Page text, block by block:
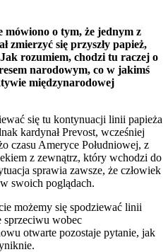
mówiono o tym, że jednym z
zmierzyć się przyszły papież,
rozumiem, chodzi tu raczej o
narodowym, co w jakimś
międzynarodowej
się tu kontynuacji linii papieża
kardynał Prevost, wcześniej
czasu Ameryce Południowej, z
z zewnątrz, który wchodzi do
sprawia zawsze, że człowiek
swoich poglądach.
możemy się spodziewać linii
sprzeciwu wobec
otwarte pozostaje pytanie, jak